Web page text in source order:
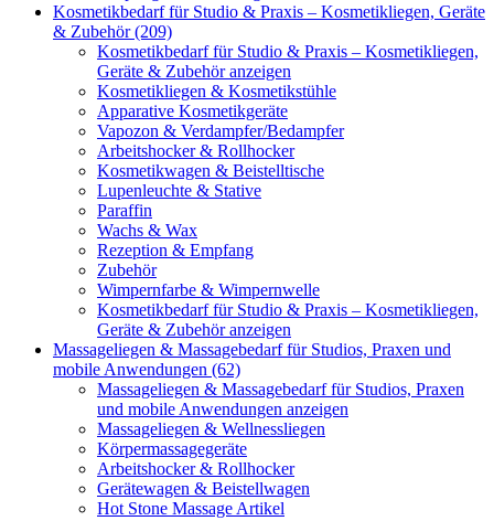
Kosmetikbedarf für Studio & Praxis – Kosmetikliegen, Geräte
& Zubehör (209)
Kosmetikbedarf für Studio & Praxis – Kosmetikliegen,
Geräte & Zubehör anzeigen
Kosmetikliegen & Kosmetikstühle
Apparative Kosmetikgeräte
Vapozon & Verdampfer/Bedampfer
Arbeitshocker & Rollhocker
Kosmetikwagen & Beistelltische
Lupenleuchte & Stative
Paraffin
Wachs & Wax
Rezeption & Empfang
Zubehör
Wimpernfarbe & Wimpernwelle
Kosmetikbedarf für Studio & Praxis – Kosmetikliegen,
Geräte & Zubehör anzeigen
Massageliegen & Massagebedarf für Studios, Praxen und
mobile Anwendungen (62)
Massageliegen & Massagebedarf für Studios, Praxen
und mobile Anwendungen anzeigen
Massageliegen & Wellnessliegen
Körpermassagegeräte
Arbeitshocker & Rollhocker
Gerätewagen & Beistellwagen
Hot Stone Massage Artikel